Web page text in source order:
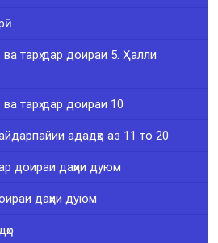
тарҳ дар доираи 5. Ҳалли
тарҳ дар доираи 10
ададҳо аз 11 то 20
доираи даҳии дуюм
даҳии дуюм